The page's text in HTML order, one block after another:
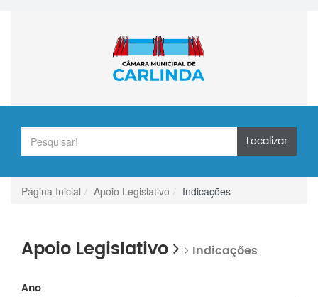
Localizar
Página Inicial Apoio Legislativo Indicações
Apoio Legislativo Indicações
Ano